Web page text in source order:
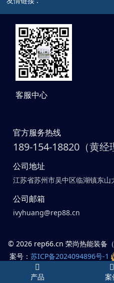
客服中心
官方服务热线
189-154-18820（黄经
公司地址
江苏省苏州市吴中区临湖镇东山
公司邮箱
ivyhuang@rep88.cn
© 2026 rep66.cn 荣尚热能装备
案号： 苏ICP备2024094896号-1
号
产品
案